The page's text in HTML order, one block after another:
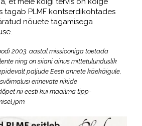
tagab PLMF kontserdikohtades
nõuete tagamisega
2003. aastal missiooniga toetada
ning on siiani ainus mittetulunduslik
paljude Eesti annete käekäigule,
erinevate riikide
nii eesti kui maailma tipp-
jpm.